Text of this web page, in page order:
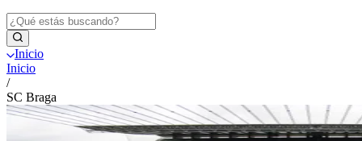
Inicio
Inicio
/
SC Braga